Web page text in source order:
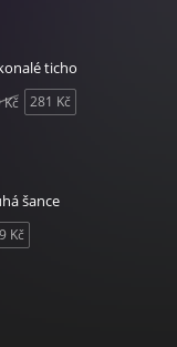
ticho
281 Kč
Kč
šance
Kč